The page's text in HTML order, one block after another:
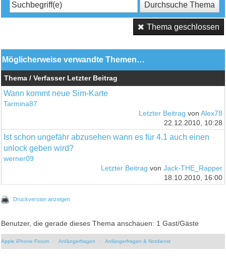
Thema geschlossen
Möglicherweise verwandte Themen…
Thema / Verfasser Letzter Beitrag
Wann kommt neue Sim-Karte
Tarmina87
Letzter Beitrag von Alex78
22.12.2010, 10:28
Ist schon ungefähr abzusehen wann es für 4.1 auch einen
unlock geben wird?
werner09
Letzter Beitrag von Jack-THE_Rapper
18.10.2010, 16:00
Druckversion anzeigen
Benutzer, die gerade dieses Thema anschauen: 1 Gast/Gäste
Apple iPhone Forum Anfängerfragen Anfängerfragen & Notdienst